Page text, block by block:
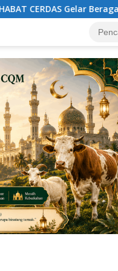
Perlombaan Edukatif